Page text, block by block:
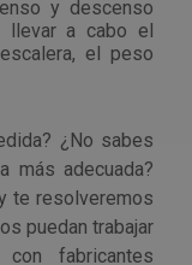
y descenso
a cabo el
el peso
¿No sabes
más adecuada?
te resolveremos
puedan trabajar
fabricantes